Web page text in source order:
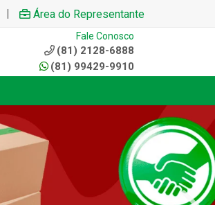
| Área do Representante
Fale Conosco
(81) 2128-6888
(81) 99429-9910